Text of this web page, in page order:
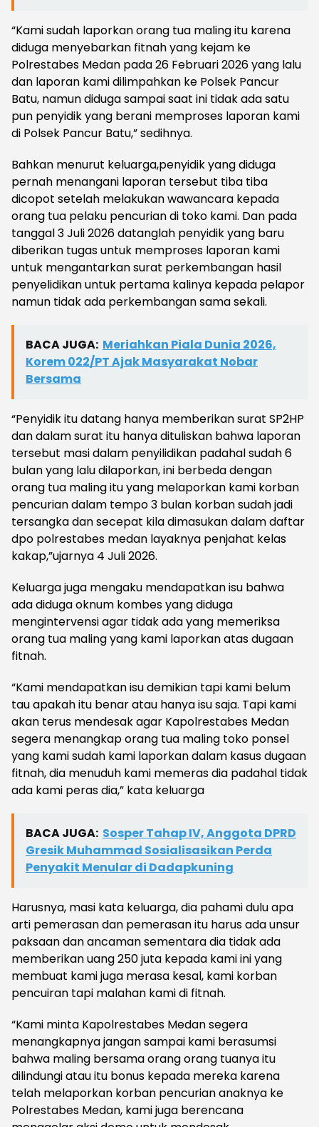
“Kami sudah laporkan orang tua maling itu karena
diduga menyebarkan fitnah yang kejam ke
Polrestabes Medan pada 26 Februari 2026 yang lalu
dan laporan kami dilimpahkan ke Polsek Pancur
Batu, namun diduga sampai saat ini tidak ada satu
pun penyidik yang berani memproses laporan kami
di Polsek Pancur Batu,” sedihnya.
Bahkan menurut keluarga,penyidik yang diduga
pernah menangani laporan tersebut tiba tiba
dicopot setelah melakukan wawancara kepada
orang tua pelaku pencurian di toko kami. Dan pada
tanggal 3 Juli 2026 datanglah penyidik yang baru
diberikan tugas untuk memproses laporan kami
untuk mengantarkan surat perkembangan hasil
penyelidikan untuk pertama kalinya kepada pelapor
namun tidak ada perkembangan sama sekali.
BACA JUGA: Meriahkan Piala Dunia 2026,
Korem 022/PT Ajak Masyarakat Nobar
Bersama
“Penyidik itu datang hanya memberikan surat SP2HP
dan dalam surat itu hanya dituliskan bahwa laporan
tersebut masi dalam penyilidikan padahal sudah 6
bulan yang lalu dilaporkan, ini berbeda dengan
orang tua maling itu yang melaporkan kami korban
pencurian dalam tempo 3 bulan korban sudah jadi
tersangka dan secepat kila dimasukan dalam daftar
dpo polrestabes medan layaknya penjahat kelas
kakap,”ujarnya 4 Juli 2026.
Keluarga juga mengaku mendapatkan isu bahwa
ada diduga oknum kombes yang diduga
mengintervensi agar tidak ada yang memeriksa
orang tua maling yang kami laporkan atas dugaan
fitnah.
“Kami mendapatkan isu demikian tapi kami belum
tau apakah itu benar atau hanya isu saja. Tapi kami
akan terus mendesak agar Kapolrestabes Medan
segera menangkap orang tua maling toko ponsel
yang kami sudah kami laporkan dalam kasus dugaan
fitnah, dia menuduh kami memeras dia padahal tidak
ada kami peras dia,” kata keluarga
BACA JUGA: Sosper Tahap IV, Anggota DPRD
Gresik Muhammad Sosialisasikan Perda
Penyakit Menular di Dadapkuning
Harusnya, masi kata keluarga, dia pahami dulu apa
arti pemerasan dan pemerasan itu harus ada unsur
paksaan dan ancaman sementara dia tidak ada
memberikan uang 250 juta kepada kami ini yang
membuat kami juga merasa kesal, kami korban
pencuiran tapi malahan kami di fitnah.
“Kami minta Kapolrestabes Medan segera
menangkapnya jangan sampai kami berasumsi
bahwa maling bersama orang orang tuanya itu
dilindungi atau itu bonus kepada mereka karena
telah melaporkan korban pencurian anaknya ke
Polrestabes Medan, kami juga berencana